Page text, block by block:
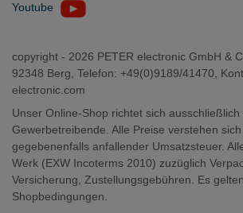
Youtube
copyright - 2026 PETER electronic GmbH &
92348 Berg, Telefon: +49(0)9189/41470,
electronic.com
Unser Online-Shop richtet sich ausschließlich
Gewerbetreibende. Alle Preise verstehen
gegebenenfalls anfallender Umsatzsteuer.
Werk (EXW Incoterms 2010) zuzüglich
Versicherung, Zustellungsgebühren. Es
Shopbedingungen.